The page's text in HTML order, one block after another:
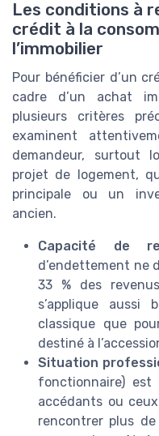
Les conditions à
crédit à la
l’immobilier
Pour bénéficier d’un
cadre d’un achat
plusieurs critères
examinent
demandeur, surtout
projet de logement,
principale ou un
ancien.
Capacité de
d’endettement ne
33 % des
s’applique aussi
classique que
destiné à
Situation
fonctionnaire) est
accédants ou
rencontrer plus